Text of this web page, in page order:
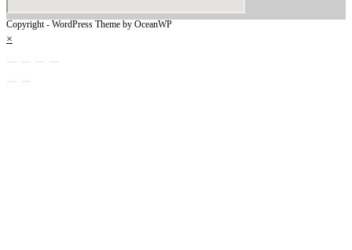
Copyright - WordPress Theme by OceanWP
×